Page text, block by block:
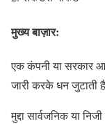
मुख्य बाज़ार:
एक कंपनी या सरकार
जारी करके धन जुटाती
मुद्दा सार्वजनिक या